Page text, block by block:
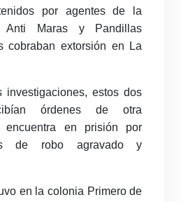
por agentes de la
Anti Maras y Pandillas
cobraban extorsión en La
investigaciones, estos dos
órdenes de otra
encuentra en prisión por
de robo agravado y
en la colonia Primero de